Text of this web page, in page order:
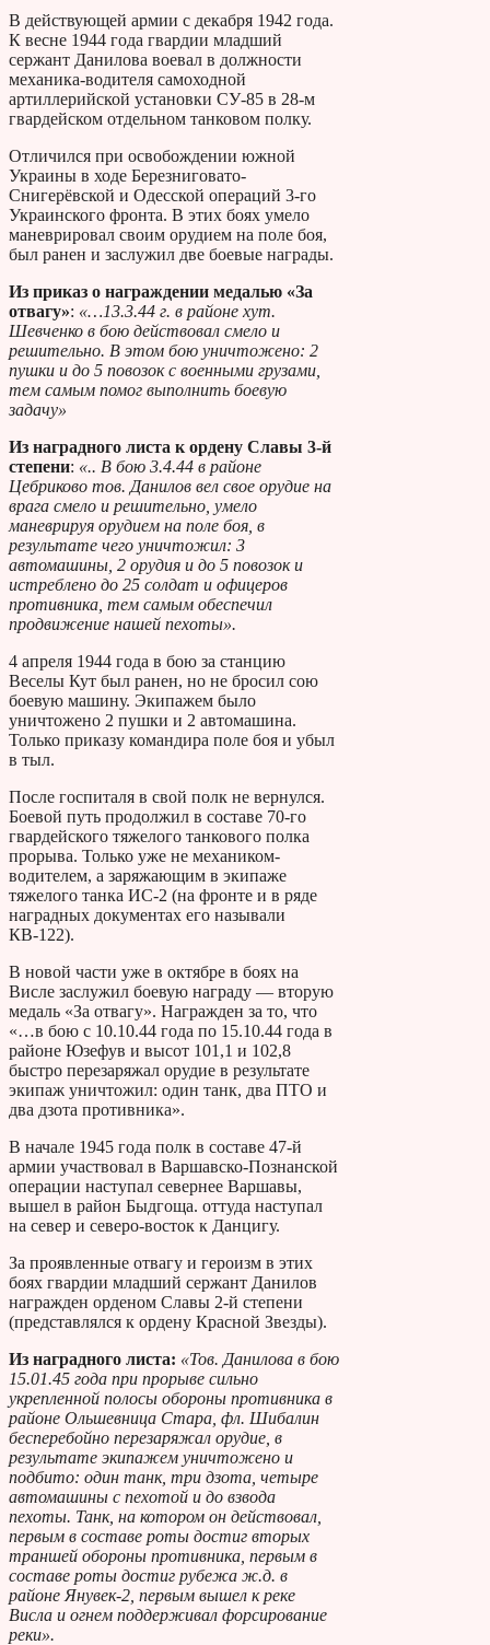
В действующей армии с декабря 1942 года.
К весне 1944 года гвардии младший
сержант Данилова воевал в должности
механика-водителя самоходной
артиллерийской установки СУ-85 в 28-м
гвардейском отдельном танковом полку.
Отличился при освобождении южной
Украины в ходе Березниговато-
Снигерёвской и Одесской операций 3-го
Украинского фронта. В этих боях умело
маневрировал своим орудием на поле боя,
был ранен и заслужил две боевые награды.
Из приказ о награждении медалью «За
отвагу»: «…13.3.44 г. в районе хут.
Шевченко в бою действовал смело и
решительно. В этом бою уничтожено: 2
пушки и до 5 повозок с военными грузами,
тем самым помог выполнить боевую
задачу»
Из наградного листа к ордену Славы 3-й
степени: «.. В бою 3.4.44 в районе
Цебриково тов. Данилов вел свое орудие на
врага смело и решительно, умело
маневрируя орудием на поле боя, в
результате чего уничтожил: 3
автомашины, 2 орудия и до 5 повозок и
истреблено до 25 солдат и офицеров
противника, тем самым обеспечил
продвижение нашей пехоты».
4 апреля 1944 года в бою за станцию
Веселы Кут был ранен, но не бросил сою
боевую машину. Экипажем было
уничтожено 2 пушки и 2 автомашина.
Только приказу командира поле боя и убыл
в тыл.
После госпиталя в свой полк не вернулся.
Боевой путь продолжил в составе 70-го
гвардейского тяжелого танкового полка
прорыва. Только уже не механиком-
водителем, а заряжающим в экипаже
тяжелого танка ИС-2 (на фронте и в ряде
наградных документах его называли
КВ-122).
В новой части уже в октябре в боях на
Висле заслужил боевую награду — вторую
медаль «За отвагу». Награжден за то, что
«…в бою с 10.10.44 года по 15.10.44 года в
районе Юзефув и высот 101,1 и 102,8
быстро перезаряжал орудие в результате
экипаж уничтожил: один танк, два ПТО и
два дзота противника».
В начале 1945 года полк в составе 47-й
армии участвовал в Варшавско-Познанской
операции наступал севернее Варшавы,
вышел в район Быдгоща. оттуда наступал
на север и северо-восток к Данцигу.
За проявленные отвагу и героизм в этих
боях гвардии младший сержант Данилов
награжден орденом Славы 2-й степени
(представлялся к ордену Красной Звезды).
Из наградного листа: «Тов. Данилова в бою
15.01.45 года при прорыве сильно
укрепленной полосы обороны противника в
районе Ольшевница Стара, фл. Шибалин
бесперебойно перезаряжал орудие, в
результате экипажем уничтожено и
подбито: один танк, три дзота, четыре
автомашины с пехотой и до взвода
пехоты. Танк, на котором он действовал,
первым в составе роты достиг вторых
траншей обороны противника, первым в
составе роты достиг рубежа ж.д. в
районе Янувек-2, первым вышел к реке
Висла и огнем поддерживал форсирование
реки».